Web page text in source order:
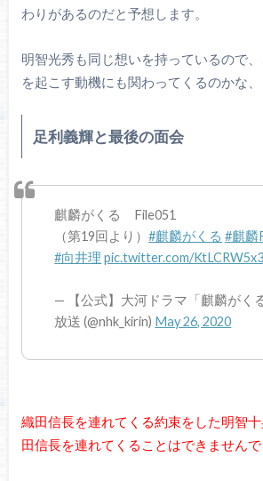
わりがあるのだと予想します。
明智光秀も同じ想いを持っているので
を起こす動機にも関わってくるのかな、
足利義輝と最後の面会
麒麟がくる File051
（第19回より）#麒麟がくる #麒麟
#向井理 pic.twitter.com/
— 【公式】大河ドラマ「麒麟がく
放送 (@nhk_kirin) May 26, 2020
織田信長を連れてくる約束をした明智
田信長を連れてくることはできませんで